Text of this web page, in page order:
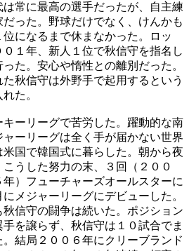
常に最高の選手だったが、自主練
った。野球だけでなく、けんかも
になるまで休まなかった。ロッ
１年、新人１位で秋信守を指名し
た。安心や惰性との離別だった。
秋信守は外野手で起用するという
た。
ーリーグで苦労した。躍動的な南
ーリーグは全く手が届かない世界
国で韓国式に暮らした。朝から夜
うした努力の末、３回（２００
）フューチャーズオールスターに
メジャーリーグにデビューした。
秋信守の闘争は続いた。ポジション
を譲らず、秋信守は１０試合でま
結局２００６年にクリーブランド